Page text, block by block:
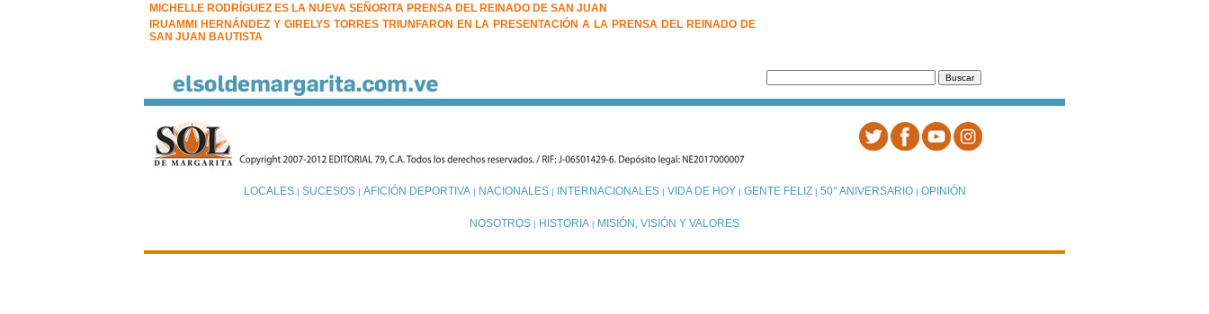
MICHELLE RODRÍGUEZ ES LA NUEVA SEÑORITA PRENSA DEL REINADO DE SAN JUAN
IRUAMMI HERNÁNDEZ Y GIRELYS TORRES TRIUNFARON EN LA PRESENTACIÓN A LA PRENSA DEL REINADO DE
SAN JUAN BAUTISTA
LOCALES| SUCESOS| AFICIÓN DEPORTIVA| NACIONALES| INTERNACIONALES| VIDA DE HOY | GENTE FELIZ| 50° ANIVERSARIO| OPINIÓN
NOSOTROS | HISTORIA | MISIÓN, VISIÓN Y VALORES